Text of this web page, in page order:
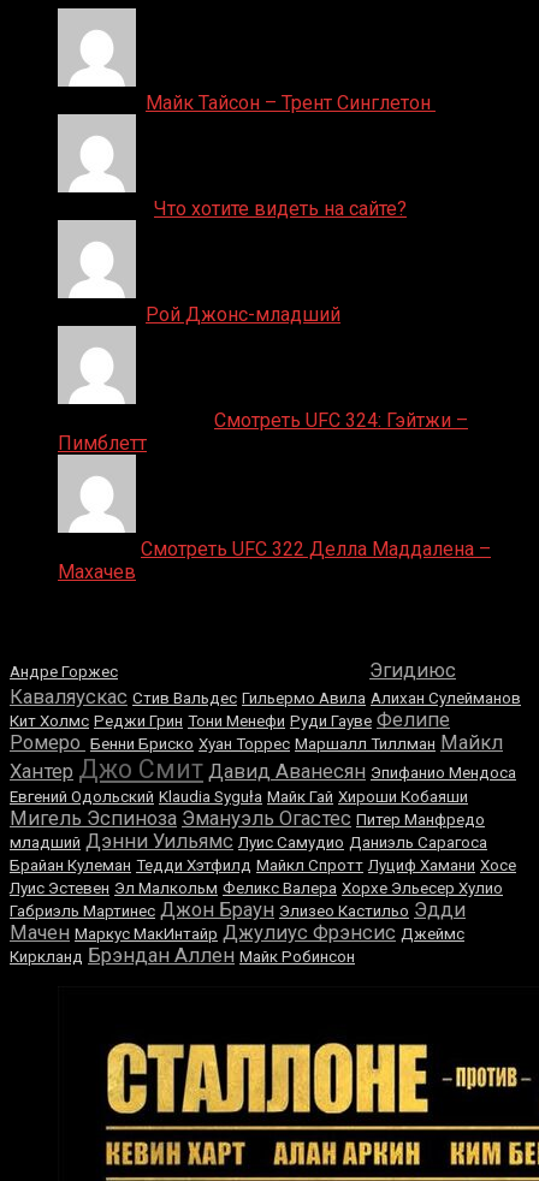
Майк Тайсон – Трент Синглетон
Что хотите видеть на сайте?
Рой Джонс-младший
Смотреть UFC 324: Гэйтжи –
Пимблетт
Смотреть UFC 322 Делла Маддалена –
Махачев
Андре Горжес
Эгидиюс
Каваляускас Стив Вальдес Гильермо Авила Алихан Сулейманов
Кит Холмс Реджи Грин Тони Менефи Руди Гауве Фелипе
Ромеро Бенни Бриско Хуан Торрес Маршалл Тиллман Майкл
Хантер Джо Смит Давид Аванесян Эпифанио Мендоса
Евгений Одольский Klaudia Syguła Майк Гай Хироши Кобаяши
Мигель Эспиноза Эмануэль Огастес Питер Манфредо
младший Дэнни Уильямс Луис Самудио Даниэль Сарагоса
Брайан Кулеман Тедди Хэтфилд Майкл Спротт Луциф Хамани Хосе
Луис Эстевен Эл Малкольм Феликс Валера Хорхе Эльесер Хулио
Габриэль Мартинес Джон Браун Элизео Кастильо Эдди
Мачен Маркус МакИнтайр Джулиус Фрэнсис Джеймс
Киркланд Брэндан Аллен Майк Робинсон